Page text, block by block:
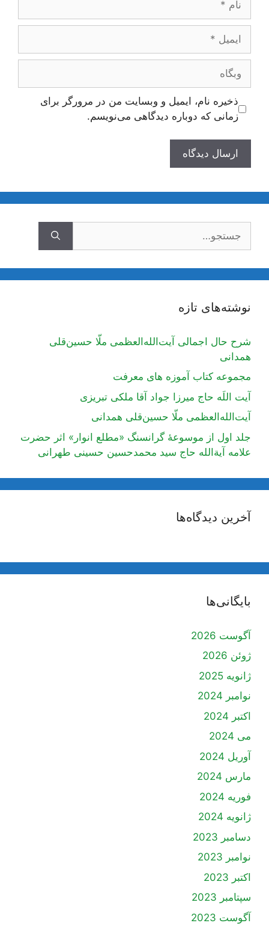
ایمیل
وبگاه
ذخیره نام، ایمیل و وبسایت من در مرورگر برای
زمانی که دوباره دیدگاهی می‌نویسم.
نوشته‌های تازه
شرح حال اجمالی آیت‌الله‌العظمی ملّا حسین‌قلی
همدانی
مجموعه کتاب آموزه های معرفت
آیت اللَه حاج میرزا جواد آقا ملکی تبریزی
آیت‌الله‌العظمی ملّا حسین‌قلی همدانی
جلد اول از موسوعۀ گرانسنگ «مطلع انوار» اثر حضرت
علامه آیة‌الله حاج سید محمدحسین حسینی طهرانی
آخرین دیدگاه‌ها
بایگانی‌ها
آگوست 2026
ژوئن 2026
ژانویه 2025
نوامبر 2024
اکتبر 2024
می 2024
آوریل 2024
مارس 2024
فوریه 2024
ژانویه 2024
دسامبر 2023
نوامبر 2023
اکتبر 2023
سپتامبر 2023
آگوست 2023